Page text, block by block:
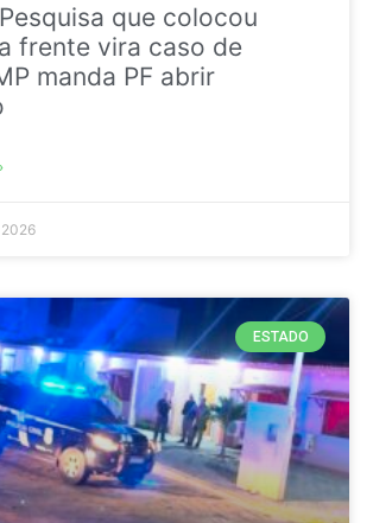
que colocou
frente vira caso de
manda PF abrir
ESTADO